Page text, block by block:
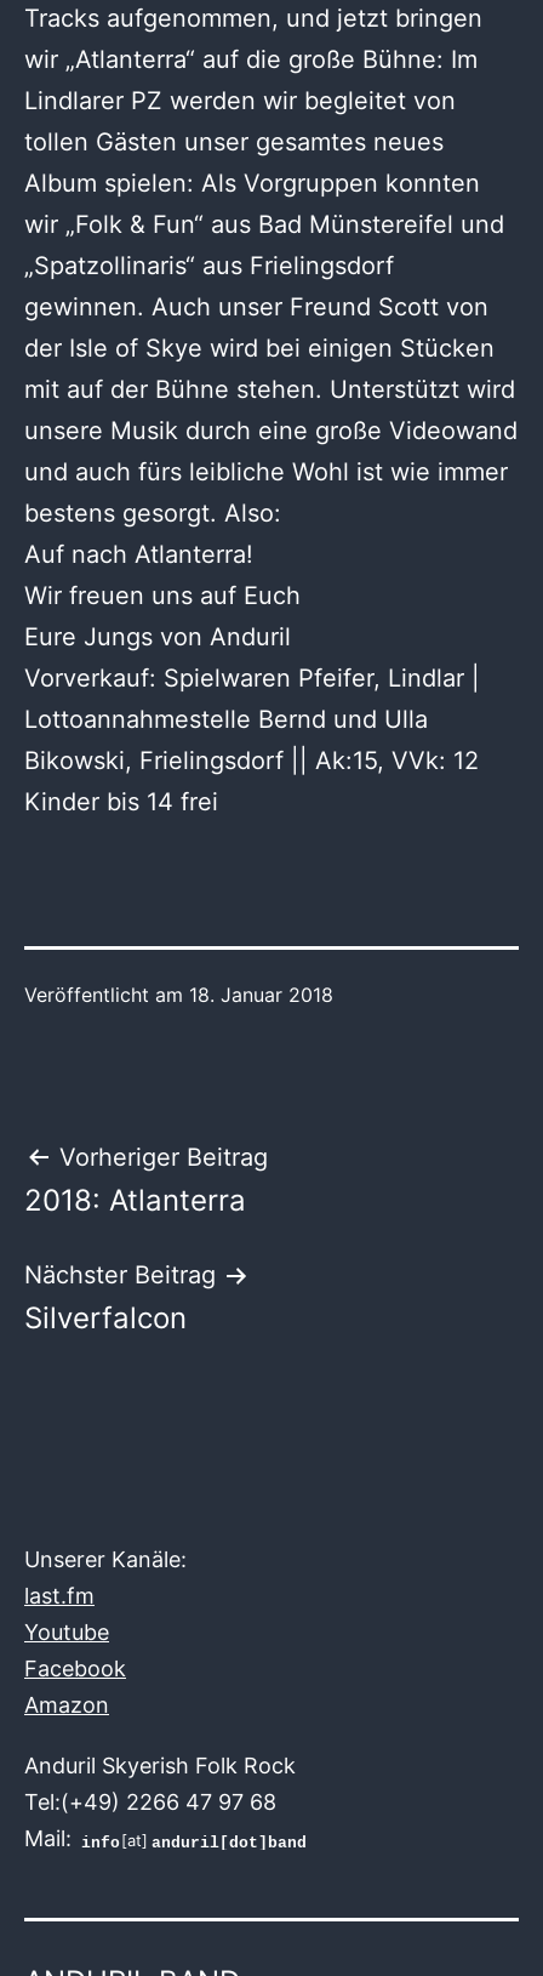
Tracks aufgenommen, und jetzt bringen
wir „Atlanterra“ auf die große Bühne: Im
Lindlarer PZ werden wir begleitet von
tollen Gästen unser gesamtes neues
Album spielen: Als Vorgruppen konnten
wir „Folk & Fun“ aus Bad Münstereifel und
„Spatzollinaris“ aus Frielingsdorf
gewinnen. Auch unser Freund Scott von
der Isle of Skye wird bei einigen Stücken
mit auf der Bühne stehen. Unterstützt wird
unsere Musik durch eine große Videowand
und auch fürs leibliche Wohl ist wie immer
bestens gesorgt. Also:
Auf nach Atlanterra!
Wir freuen uns auf Euch
Eure Jungs von Anduril
Vorverkauf: Spielwaren Pfeifer, Lindlar |
Lottoannahmestelle Bernd und Ulla
Bikowski, Frielingsdorf || Ak:15, VVk: 12
Kinder bis 14 frei
Veröffentlicht am 18. Januar 2018
Beitragsnavigation
Vorheriger Beitrag
2018: Atlanterra
Nächster Beitrag
Silverfalcon
Unserer Kanäle:
last.fm
Youtube
Facebook
Amazon
Anduril Skyerish Folk Rock
Tel:(+49) 2266 47 97 68
Mail:
[at]